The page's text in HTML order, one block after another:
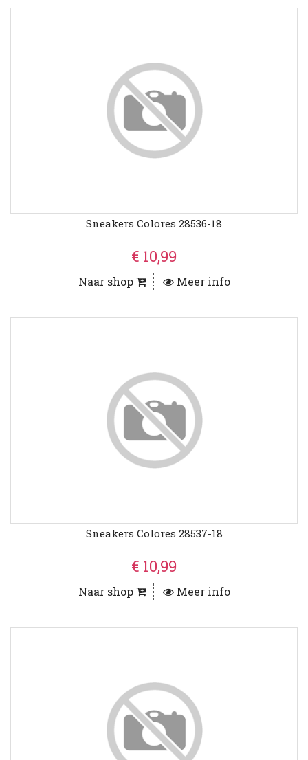
Sneakers Colores 28536-18
€ 10,99
Naar shop Meer info
Sneakers Colores 28537-18
€ 10,99
Naar shop Meer info